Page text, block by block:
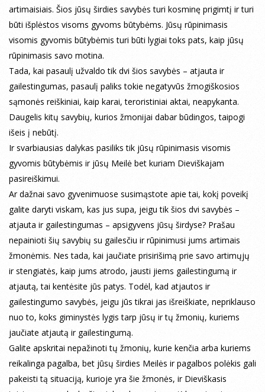
artimaisiais. Šios jūsų širdies savybės turi kosminę prigimtį ir turi
būti išplėstos visoms gyvoms būtybėms. Jūsų rūpinimasis
visomis gyvomis būtybėmis turi būti lygiai toks pats, kaip jūsų
rūpinimasis savo motina.
Tada, kai pasaulį užvaldo tik dvi šios savybės – atjauta ir
gailestingumas, pasaulį paliks tokie negatyvūs žmogiškosios
sąmonės reiškiniai, kaip karai, teroristiniai aktai, neapykanta.
Daugelis kitų savybių, kurios žmonijai dabar būdingos, taipogi
išeis į nebūtį.
Ir svarbiausias dalykas pasiliks tik jūsų rūpinimasis visomis
gyvomis būtybėmis ir jūsų Meilė bet kuriam Dieviškajam
pasireiškimui.
Ar dažnai savo gyvenimuose susimąstote apie tai, kokį poveikį
galite daryti viskam, kas jus supa, jeigu tik šios dvi savybės –
atjauta ir gailestingumas – apsigyvens jūsų širdyse? Prašau
nepainioti šių savybių su gailesčiu ir rūpinimusi jums artimais
žmonėmis. Nes tada, kai jaučiate prisirišimą prie savo artimųjų
ir stengiatės, kaip jums atrodo, jausti jiems gailestingumą ir
atjautą, tai kentėsite jūs patys. Todėl, kad atjautos ir
gailestingumo savybės, jeigu jūs tikrai jas išreiškiate, nepriklauso
nuo to, koks giminystės lygis tarp jūsų ir tų žmonių, kuriems
jaučiate atjautą ir gailestingumą.
Galite apskritai nepažinoti tų žmonių, kurie kenčia arba kuriems
reikalinga pagalba, bet jūsų širdies Meilės ir pagalbos polėkis gali
pakeisti tą situaciją, kurioje yra šie žmonės, ir Dieviškasis